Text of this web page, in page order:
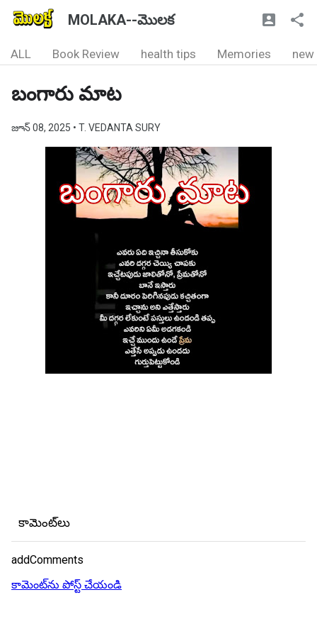
MOLAKA--మొలక
ALL Book Review health tips Memories new
బంగారు మాట
జూన్ 08, 2025 • T. VEDANTA SURY
కామెంట్‌లు
addComments
కామెంట్‌ను పోస్ట్ చేయండి